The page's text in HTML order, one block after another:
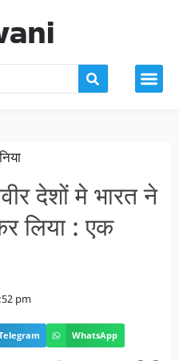
देशों मे भारत ने
लिया : एक
pm
WhatsApp